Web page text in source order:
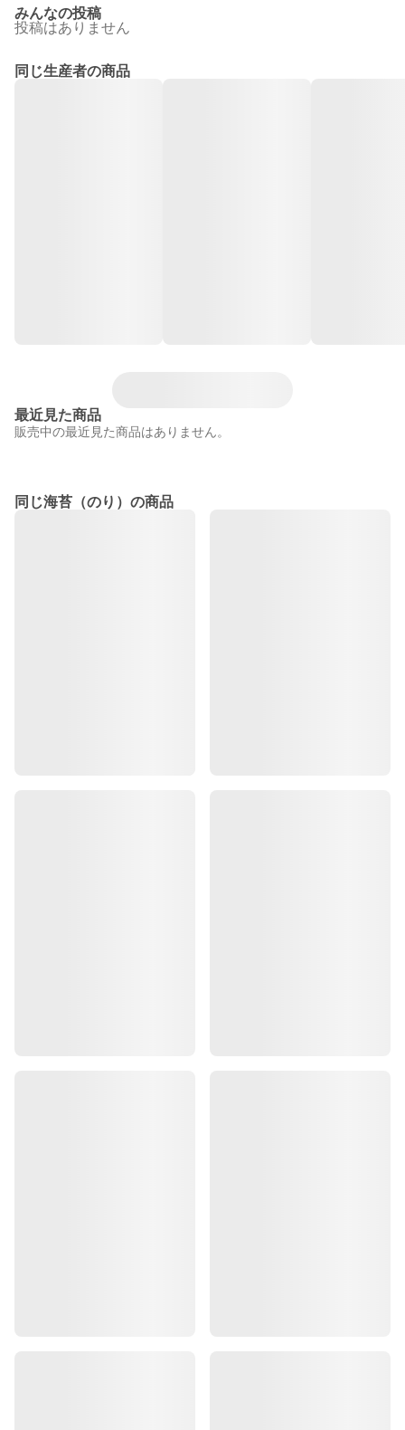
みんなの投稿
投稿はありません
同じ生産者の商品
最近見た商品
販売中の最近見た商品はありません。
同じ海苔（のり）の商品